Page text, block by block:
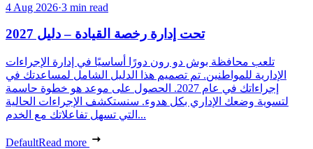
4 Aug 2026·3 min read
تحت إدارة رخصة القيادة – دليل 2027
تلعب محافظة بوش دو رون دورًا أساسيًا في إدارة الإجراءات
الإدارية للمواطنين. تم تصميم هذا الدليل الشامل لمساعدتك في
إجراءاتك في عام 2027. الحصول على موعد هو خطوة حاسمة
لتسوية وضعك الإداري بكل هدوء. سنستكشف الإجراءات الحالية
التي تسهل تفاعلاتك مع الخدم...
DefaultRead more